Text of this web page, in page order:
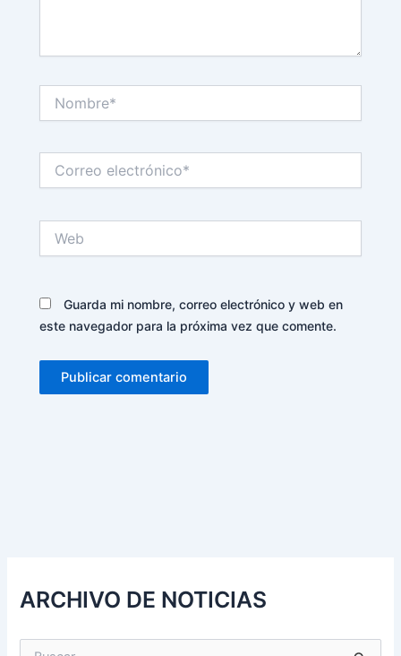
electrónico*
Guarda mi nombre, correo electrónico y web en
este navegador para la próxima vez que comente.
ARCHIVO DE NOTICIAS